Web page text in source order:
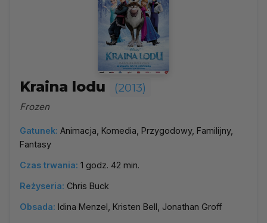
Kraina lodu (2013)
Frozen
Gatunek: Animacja, Komedia, Przygodowy, Familijny,
Fantasy
Czas trwania: 1 godz. 42 min.
Reżyseria: Chris Buck
Obsada: Idina Menzel, Kristen Bell, Jonathan Groff